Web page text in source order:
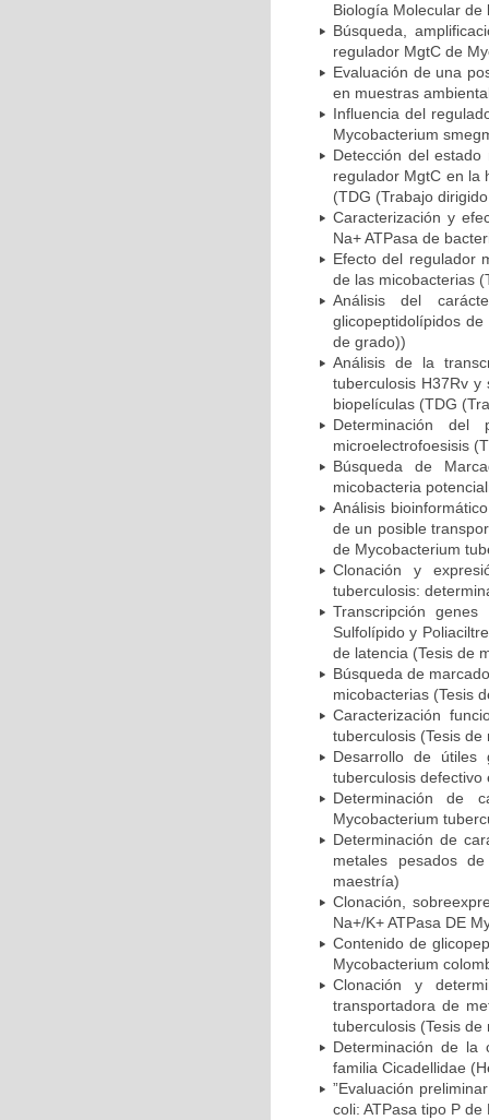
Biología Molecular
Búsqueda,
regulador MgtC de
Evaluación de una
en muestras
Influencia del
Mycobacterium
Detección del
regulador MgtC en la
(TDG (Trabajo
Caracterización y
Na+ ATPasa de
Efecto del regulador
de las micobacterias
Análisis del
glicopeptidolípidos
de grado))
Análisis de la
tuberculosis H37Rv
biopelículas (TDG
Determinación del
microelectrofoesisis
Búsqueda de
micobacteria
Análisis
de un posible
de Mycobacterium
Clonación y
tuberculosis:
Transcripción
Sulfolípido y
de latencia (Tesis de
Búsqueda de
micobacterias (Tesis
Caracterización
tuberculosis (Tesis de
Desarrollo de útiles
tuberculosis defectivo
Determinación de
Mycobacterium
Determinación de
metales pesados
maestría)
Clonación,
Na+/K+ ATPasa DE
Contenido de
Mycobacterium
Clonación y
transportadora de
tuberculosis (Tesis de
Determinación de la
familia Cicadellidae
”Evaluación
coli: ATPasa tipo P